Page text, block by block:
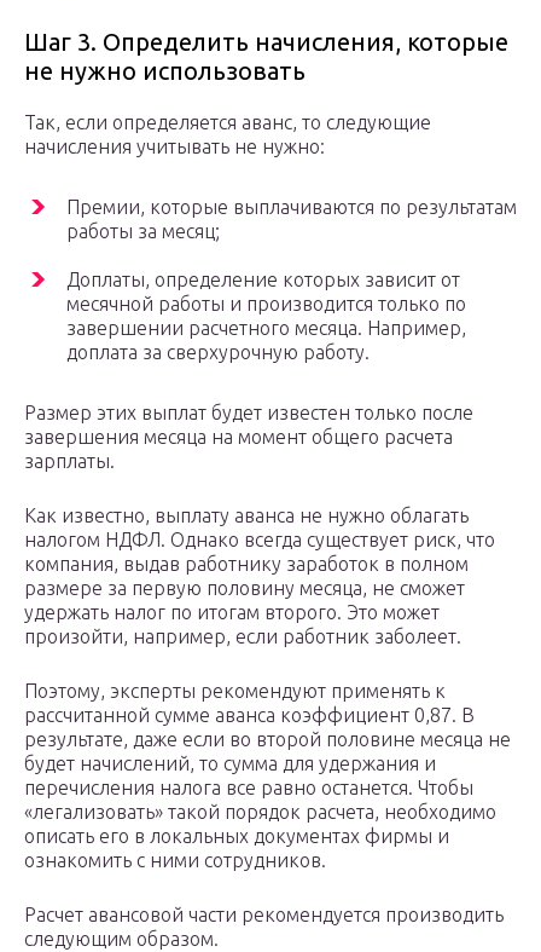
Шаг 3. Определить начисления, которые
не нужно использовать
Так, если определяется аванс, то следующие
начисления учитывать не нужно:
Премии, которые выплачиваются по результатам
работы за месяц;
Доплаты, определение которых зависит от
месячной работы и производится только по
завершении расчетного месяца. Например,
доплата за сверхурочную работу.
Размер этих выплат будет известен только после
завершения месяца на момент общего расчета
зарплаты.
Как известно, выплату аванса не нужно облагать
налогом НДФЛ. Однако всегда существует риск, что
компания, выдав работнику заработок в полном
размере за первую половину месяца, не сможет
удержать налог по итогам второго. Это может
произойти, например, если работник заболеет.
Поэтому, эксперты рекомендуют применять к
рассчитанной сумме аванса коэффициент 0,87. В
результате, даже если во второй половине месяца не
будет начислений, то сумма для удержания и
перечисления налога все равно останется. Чтобы
«легализовать» такой порядок расчета, необходимо
описать его в локальных документах фирмы и
ознакомить с ними сотрудников.
Расчет авансовой части рекомендуется производить
следующим образом.